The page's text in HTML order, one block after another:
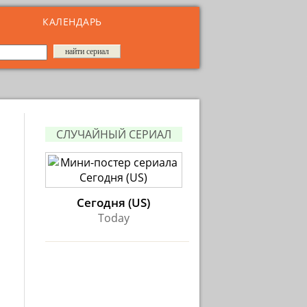
КАЛЕНДАРЬ
СЛУЧАЙНЫЙ СЕРИАЛ
Сегодня (US)
Today